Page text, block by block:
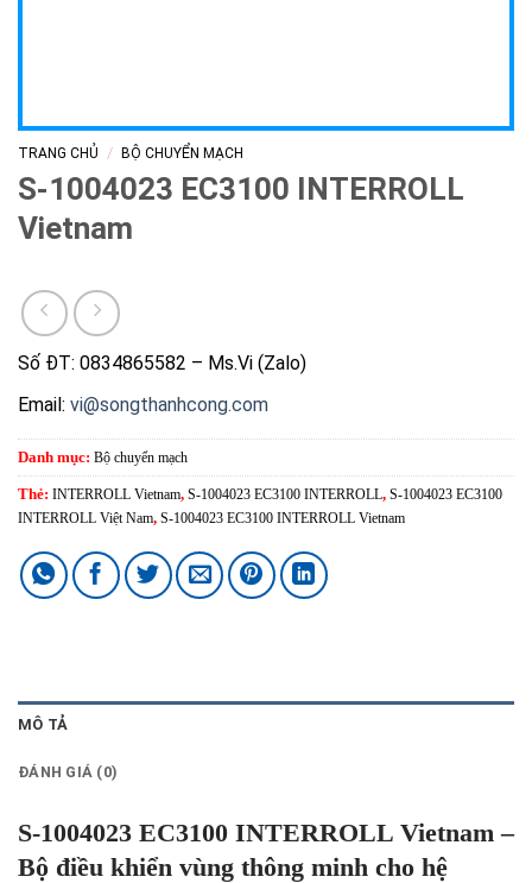
TRANG CHỦ / BỘ CHUYỂN MẠCH
S-1004023 EC3100 INTERROLL
Vietnam
Số ĐT: 0834865582 – Ms.Vi (Zalo)
Email: vi@songthanhcong.com
Danh mục: Bộ chuyển mạch
Thẻ: INTERROLL Vietnam, S-1004023 EC3100 INTERROLL, S-1004023 EC3100
INTERROLL Việt Nam, S-1004023 EC3100 INTERROLL Vietnam
MÔ TẢ
ĐÁNH GIÁ (0)
S-1004023 EC3100 INTERROLL Vietnam –
Bộ điều khiển vùng thông minh cho hệ